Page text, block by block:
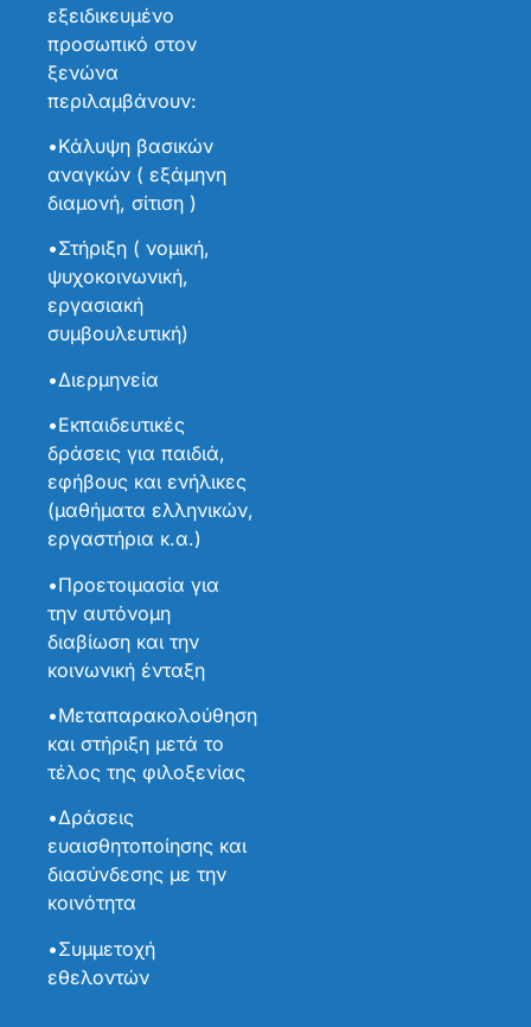
εξειδικευμένο
προσωπικό στον
ξενώνα
περιλαμβάνουν:
•Κάλυψη βασικών
αναγκών ( εξάμηνη
διαμονή, σίτιση )
•Στήριξη ( νομική,
ψυχοκοινωνική,
εργασιακή
συμβουλευτική)
•Διερμηνεία
•Εκπαιδευτικές
δράσεις για παιδιά,
εφήβους και ενήλικες
(μαθήματα ελληνικών,
εργαστήρια κ.α.)
•Προετοιμασία για
την αυτόνομη
διαβίωση και την
κοινωνική ένταξη
•Μεταπαρακολούθηση
και στήριξη μετά το
τέλος της φιλοξενίας
•Δράσεις
ευαισθητοποίησης και
διασύνδεσης με την
κοινότητα
•Συμμετοχή
εθελοντών